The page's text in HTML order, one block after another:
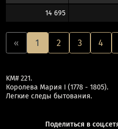
14 695
« 1 2 3 4
KM# 221.
Королева Мария I (1778 - 1805).
Легкие следы бытования.
Поделиться в